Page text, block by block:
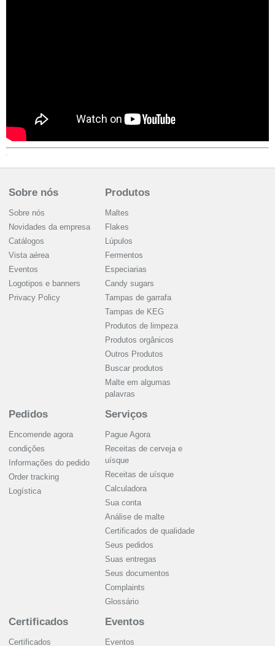
Sobre nós
Sobre nós
Novidades da empresa
Catálogos
Vista aérea
Eventos
Logotipos e banners
Privacy Policy
Produtos
Maltes
Flakes
Lúpulos
Fermentos
Especiarias
Candy sugars
Tampas de garrafa
Tampas de KEG
Produtos de limpeza
Produtos orgânicos
Outros Produtos
Buscar produtos
Malte em algumas
palavras
Pedidos
Encomende agora
condições
Informações do pedido
Order tracking
Logística
Serviços
Pague Agora
Receitas de cerveja e
uísque
Receitas de uísque
Calculadora
Sua conta
Análise de malte
Certificados de qualidade
Seus pedidos
Suas entregas
Seus documentos
Complaints
Glossário
Certificados
Certificados
Eventos
Eventos